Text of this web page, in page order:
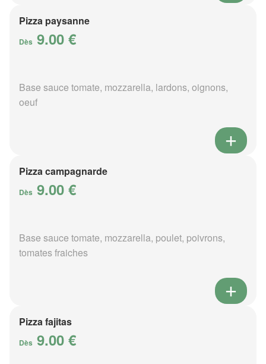
Pizza paysanne
Dès 9.00 €
Base sauce tomate, mozzarella, lardons, oignons,
oeuf
Pizza campagnarde
Dès 9.00 €
Base sauce tomate, mozzarella, poulet, poivrons,
tomates fraiches
Pizza fajitas
Dès 9.00 €